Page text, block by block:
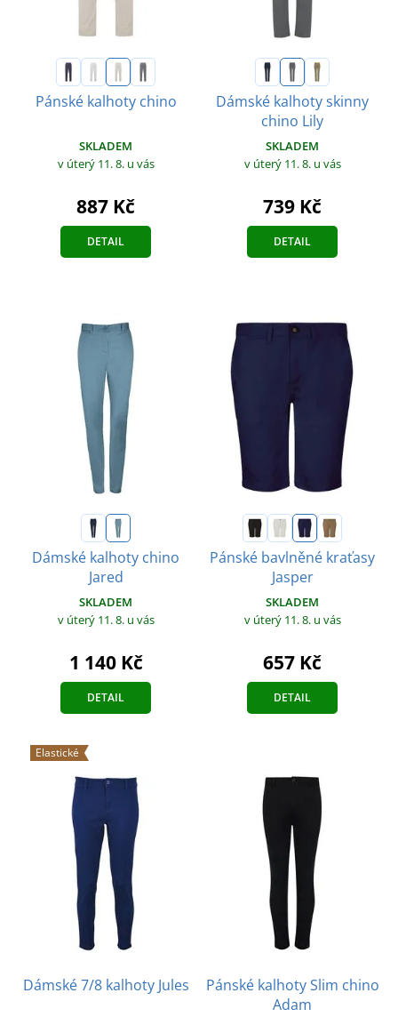
Pánské kalhoty chino
SKLADEM
v úterý 11. 8. u vás
887 Kč
DETAIL
Dámské kalhoty skinny
chino Lily
SKLADEM
v úterý 11. 8. u vás
739 Kč
DETAIL
Dámské kalhoty chino
Jared
SKLADEM
v úterý 11. 8. u vás
1 140 Kč
DETAIL
Pánské bavlněné kraťasy
Jasper
SKLADEM
v úterý 11. 8. u vás
657 Kč
DETAIL
Elastické
Dámské 7/8 kalhoty Jules
Pánské kalhoty Slim chino
Adam